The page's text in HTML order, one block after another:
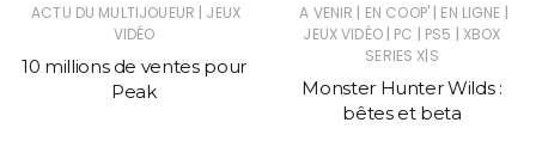
ACTU DU MULTIJOUEUR | JEUX
VIDÉO
10 millions de ventes pour
Peak
A VENIR | EN COOP' | EN LIGNE |
JEUX VIDÉO | PC | PS5 | XBOX
SERIES X|S
Monster Hunter Wilds :
bêtes et beta